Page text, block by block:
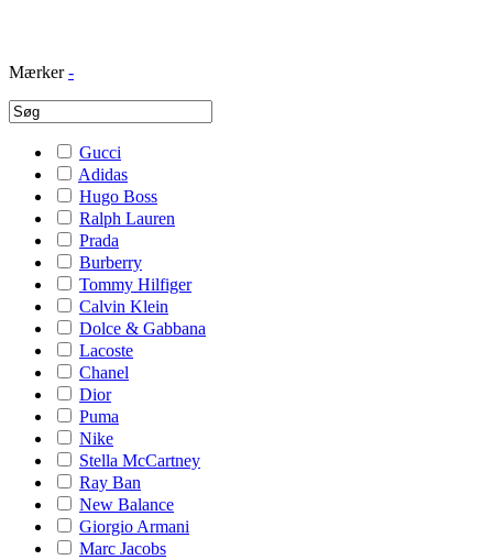
Mærker -
Gucci
Adidas
Hugo Boss
Ralph Lauren
Prada
Burberry
Tommy Hilfiger
Calvin Klein
Dolce & Gabbana
Lacoste
Chanel
Dior
Puma
Nike
Stella McCartney
Ray Ban
New Balance
Giorgio Armani
Marc Jacobs